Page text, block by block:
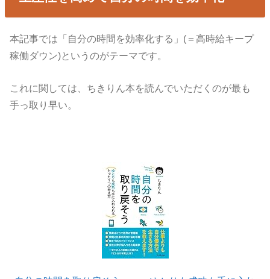
本記事では「自分の時間を効率化する」(＝高時給キープ
稼働ダウン)というのがテーマです。
これに関しては、ちきりん本を読んでいただくのが最も
手っ取り早い。